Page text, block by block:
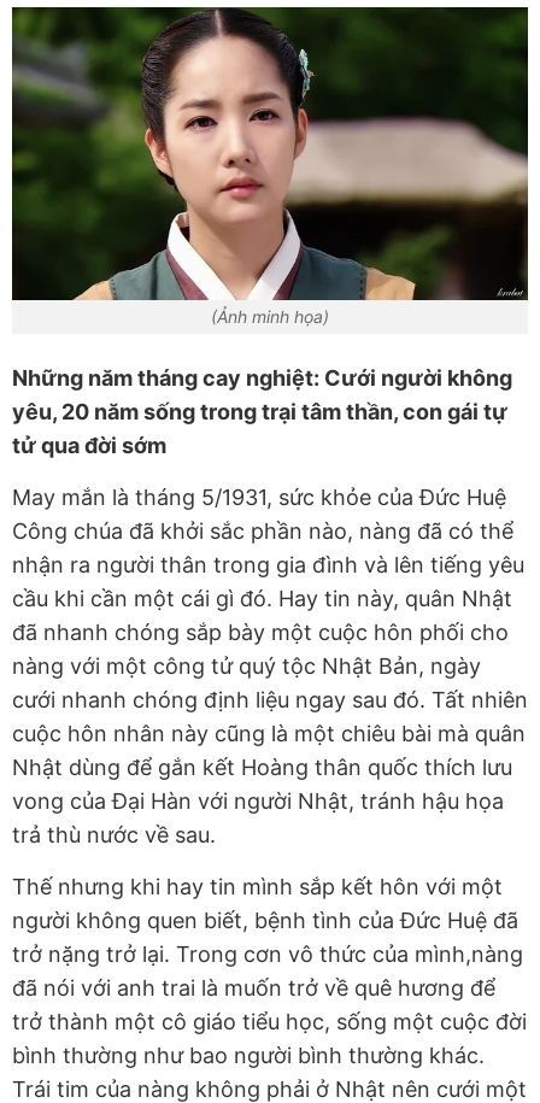
(Ảnh minh họa)
Những năm tháng cay nghiệt: Cưới người không
yêu, 20 năm sống trong trại tâm thần, con gái tự
tử qua đời sớm
May mắn là tháng 5/1931, sức khỏe của Đức Huệ
Công chúa đã khởi sắc phần nào, nàng đã có thể
nhận ra người thân trong gia đình và lên tiếng yêu
cầu khi cần một cái gì đó. Hay tin này, quân Nhật
đã nhanh chóng sắp bày một cuộc hôn phối cho
nàng với một công tử quý tộc Nhật Bản, ngày
cưới nhanh chóng định liệu ngay sau đó. Tất nhiên
cuộc hôn nhân này cũng là một chiêu bài mà quân
Nhật dùng để gắn kết Hoàng thân quốc thích lưu
vong của Đại Hàn với người Nhật, tránh hậu họa
trả thù nước về sau.
Thế nhưng khi hay tin mình sắp kết hôn với một
người không quen biết, bệnh tình của Đức Huệ đã
trở nặng trở lại. Trong cơn vô thức của mình,nàng
đã nói với anh trai là muốn trở về quê hương để
trở thành một cô giáo tiểu học, sống một cuộc đời
bình thường như bao người bình thường khác.
Trái tim của nàng không phải ở Nhật nên cưới một